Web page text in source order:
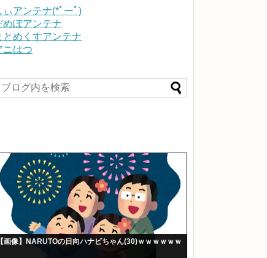
ぃアンテナ(*ﾟーﾟ)
めぽアンテナ
とめくすアンテナ
ニはつ
【画像】NARUTOの日向ハナビちゃん(30)ｗｗｗｗｗｗ